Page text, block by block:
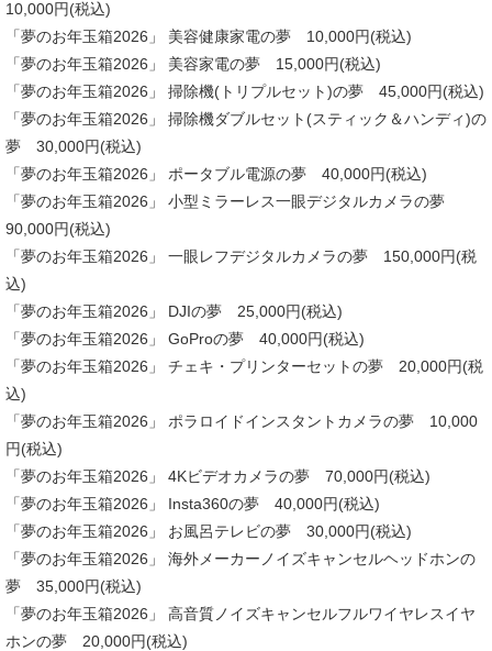
10,000円(税込)
「夢のお年玉箱2026」 美容健康家電の夢 10,000円(税込)
「夢のお年玉箱2026」 美容家電の夢 15,000円(税込)
「夢のお年玉箱2026」 掃除機(トリプルセット)の夢 45,000円(税込)
「夢のお年玉箱2026」 掃除機ダブルセット(スティック＆ハンディ)の
夢 30,000円(税込)
「夢のお年玉箱2026」 ポータブル電源の夢 40,000円(税込)
「夢のお年玉箱2026」 小型ミラーレス一眼デジタルカメラの夢
90,000円(税込)
「夢のお年玉箱2026」 一眼レフデジタルカメラの夢 150,000円(税
込)
「夢のお年玉箱2026」 DJIの夢 25,000円(税込)
「夢のお年玉箱2026」 GoProの夢 40,000円(税込)
「夢のお年玉箱2026」 チェキ・プリンターセットの夢 20,000円(税
込)
「夢のお年玉箱2026」 ポラロイドインスタントカメラの夢 10,000
円(税込)
「夢のお年玉箱2026」 4Kビデオカメラの夢 70,000円(税込)
「夢のお年玉箱2026」 Insta360の夢 40,000円(税込)
「夢のお年玉箱2026」 お風呂テレビの夢 30,000円(税込)
「夢のお年玉箱2026」 海外メーカーノイズキャンセルヘッドホンの
夢 35,000円(税込)
「夢のお年玉箱2026」 高音質ノイズキャンセルフルワイヤレスイヤ
ホンの夢 20,000円(税込)